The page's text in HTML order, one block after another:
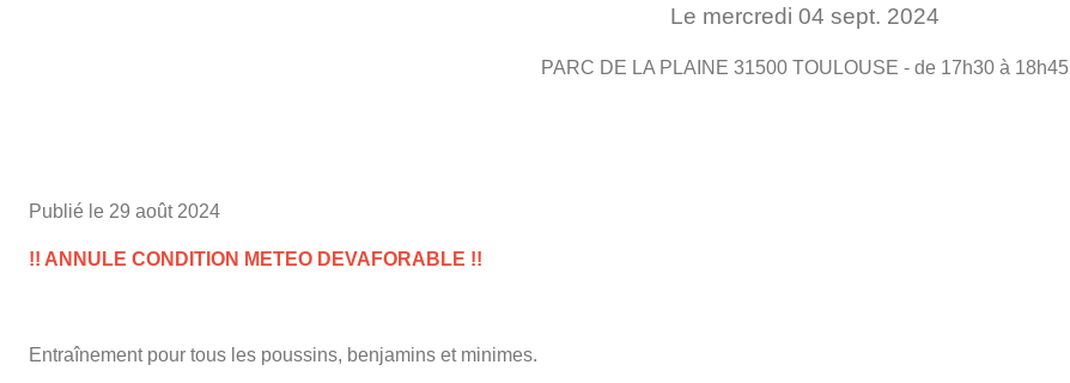
Le mercredi 04 sept. 2024
PARC DE LA PLAINE 31500 TOULOUSE - de 17h30 à 18h45
Publié le 29 août 2024
!! ANNULE CONDITION METEO DEVAFORABLE !!
Entraînement pour tous les poussins, benjamins et minimes.